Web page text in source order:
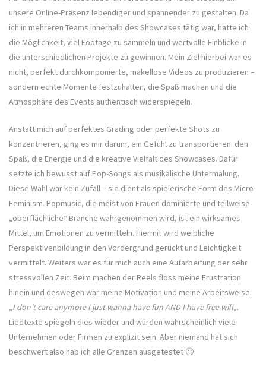
unsere Online-Präsenz lebendiger und spannender zu gestalten. Da
ich in mehreren Teams innerhalb des Showcases tätig war, hatte ich
die Möglichkeit, viel Footage zu sammeln und wertvolle Einblicke in
die unterschiedlichen Projekte zu gewinnen. Mein Ziel hierbei war es
nicht, perfekt durchkomponierte, makellose Videos zu produzieren –
sondern echte Momente festzuhalten, die Spaß machen und die
Atmosphäre des Events authentisch widerspiegeln.
Anstatt mich auf perfektes Grading oder perfekte Shots zu
konzentrieren, ging es mir darum, ein Gefühl zu transportieren: den
Spaß, die Energie und die kreative Vielfalt des Showcases. Dafür
setzte ich bewusst auf Pop-Songs als musikalische Untermalung.
Diese Wahl war kein Zufall – sie dient als spielerische Form des Micro-
Feminism. Popmusic, die meist von Frauen dominierte und teilweise
„oberflächliche“ Branche wahrgenommen wird, ist ein wirksames
Mittel, um Emotionen zu vermitteln. Hiermit wird weibliche
Perspektivenbildung in den Vordergrund gerückt und Leichtigkeit
vermittelt. Weiters war es für mich auch eine Aufarbeitung der sehr
stressvollen Zeit. Beim machen der Reels floss meine Frustration
hinein und deswegen war meine Motivation und meine Arbeitsweise:
„I don’t care anymore I just wanna have fun AND I have free will„.
Liedtexte spiegeln dies wieder und würden wahrscheinlich viele
Unternehmen oder Firmen zu explizit sein. Aber niemand hat sich
beschwert also hab ich alle Grenzen ausgetestet 🙂